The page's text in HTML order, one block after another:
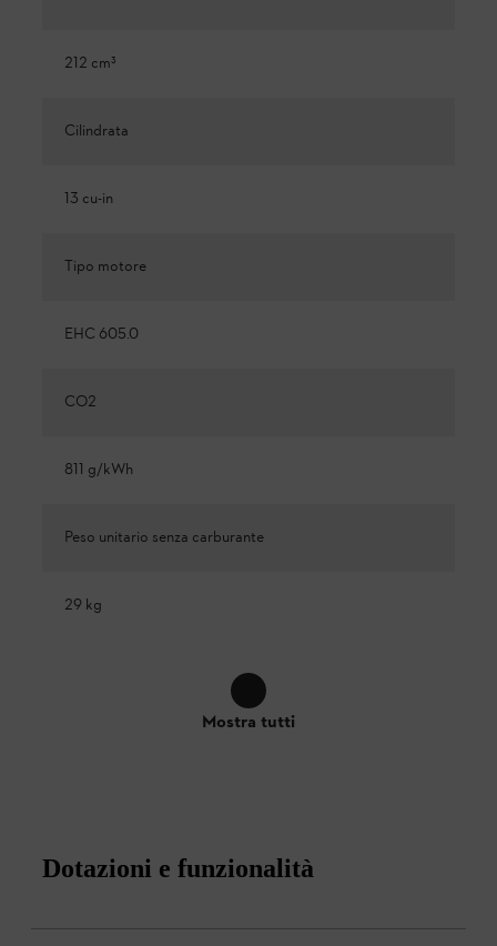
212 cm³
Cilindrata
13 cu-in
Tipo motore
EHC 605.0
CO2
811 g/kWh
Peso unitario senza carburante
29 kg
Mostra tutti
Dotazioni e funzionalità